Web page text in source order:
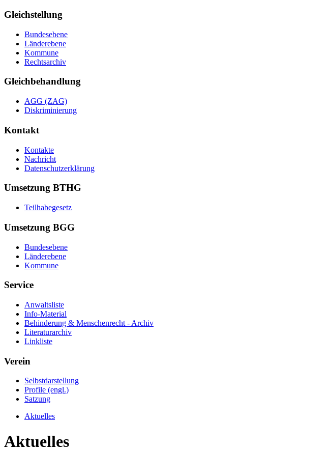
Gleichstellung
Bundesebene
Länderebene
Kommune
Rechtsarchiv
Gleichbehandlung
AGG (ZAG)
Diskriminierung
Kontakt
Kontakte
Nachricht
Datenschutzerklärung
Umsetzung BTHG
Teilhabegesetz
Umsetzung BGG
Bundesebene
Länderebene
Kommune
Service
Anwaltsliste
Info-Material
Behinderung & Menschenrecht - Archiv
Literaturarchiv
Linkliste
Verein
Selbstdarstellung
Profile (engl.)
Satzung
Aktuelles
Aktuelles